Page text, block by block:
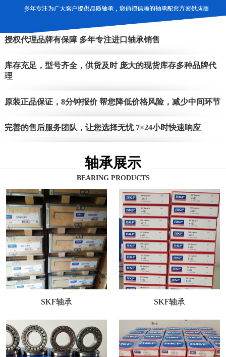
授权代理品牌有保障 多年专注进口轴承销售
库存充足，型号齐全，供货及时 庞大的现货库存多种品牌代
理
原装正品保证，8分钟报价 帮您降低价格风险，减少中间环节
完善的售后服务团队，让您选择无忧 7×24小时快速响应
轴承展示
BEARING PRODUCTS
SKF轴承 SKF轴承